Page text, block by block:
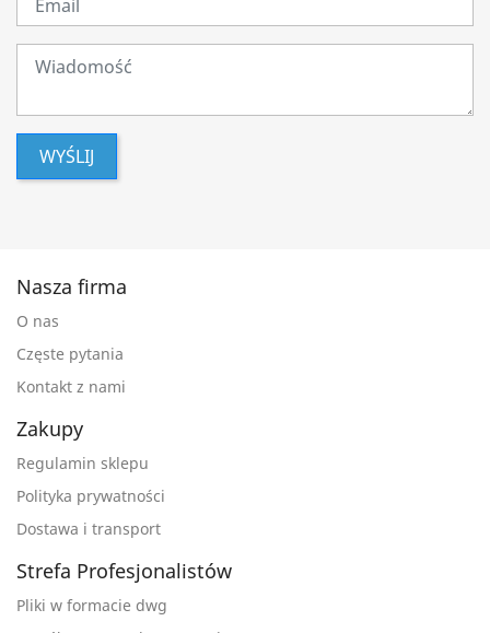
WYŚLIJ
Nasza firma
O nas
Częste pytania
Kontakt z nami
Zakupy
Regulamin sklepu
Polityka prywatności
Dostawa i transport
Strefa Profesjonalistów
Pliki w formacie dwg